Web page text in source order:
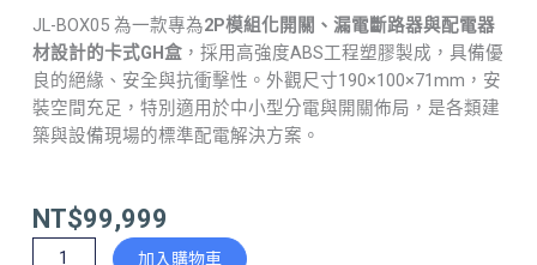
JL-BOX05 為一款專為2P模組化開關、漏電斷路器與配電器
材設計的卡式GH盒，採用高強度ABS工程塑膠製成，具備優
良的絕緣、安全與抗衝擊性。外觀尺寸190×100×71mm，安
裝空間充足，特別適用於中小型分電與開關佈局，是各類建
築與設備現場的標準配電解決方案。
NT$99,999
加入購物車